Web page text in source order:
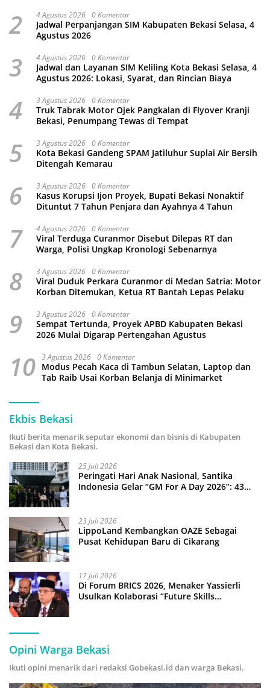
2 4 Agustus 2026 0 Komentar
Jadwal Perpanjangan SIM Kabupaten Bekasi Selasa, 4
Agustus 2026
3 4 Agustus 2026 0 Komentar
Jadwal dan Layanan SIM Keliling Kota Bekasi Selasa, 4
Agustus 2026: Lokasi, Syarat, dan Rincian Biaya
4 3 Agustus 2026 0 Komentar
Truk Tabrak Motor Ojek Pangkalan di Flyover Kranji
Bekasi, Penumpang Tewas di Tempat
5 3 Agustus 2026 0 Komentar
Kota Bekasi Gandeng SPAM Jatiluhur Suplai Air Bersih
Ditengah Kemarau
6 3 Agustus 2026 0 Komentar
Kasus Korupsi Ijon Proyek, Bupati Bekasi Nonaktif
Dituntut 7 Tahun Penjara dan Ayahnya 4 Tahun
7 4 Agustus 2026 0 Komentar
Viral Terduga Curanmor Disebut Dilepas RT dan
Warga, Polisi Ungkap Kronologi Sebenarnya
8 3 Agustus 2026 0 Komentar
Viral Duduk Perkara Curanmor di Medan Satria: Motor
Korban Ditemukan, Ketua RT Bantah Lepas Pelaku
9 3 Agustus 2026 0 Komentar
Sempat Tertunda, Proyek APBD Kabupaten Bekasi
2026 Mulai Digarap Pertengahan Agustus
10 3 Agustus 2026 0 Komentar
Modus Pecah Kaca di Tambun Selatan, Laptop dan
Tab Raib Usai Korban Belanja di Minimarket
Ekbis Bekasi
Ikuti berita menarik seputar ekonomi dan bisnis di Kabupaten
Bekasi dan Kota Bekasi.
25 Juli 2026
Peringati Hari Anak Nasional, Santika
Indonesia Gelar “GM For A Day 2026”: 43
23 Juli 2026
LippoLand Kembangkan OAZE Sebagai
Pusat Kehidupan Baru di Cikarang
17 Juli 2026
Di Forum BRICS 2026, Menaker Yassierli
Usulkan Kolaborasi “Future Skills
Opini Warga Bekasi
Ikuti opini menarik dari redaksi Gobekasi.id dan warga Bekasi.